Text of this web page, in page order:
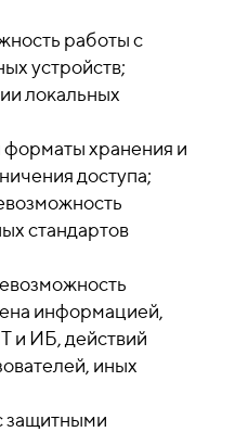
работы с
устройств;
локальных
форматы хранения и
доступа;
стандартов
информацией,
и ИБ, действий
иных
защитными